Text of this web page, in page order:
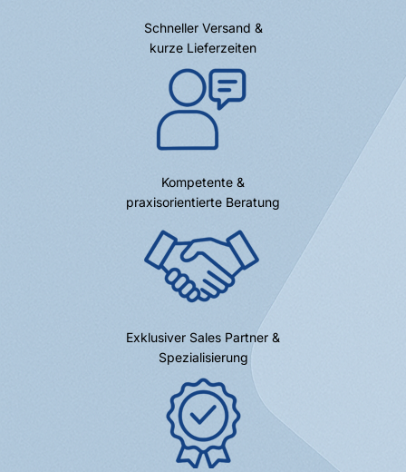
Schneller Versand &
kurze Lieferzeiten
Kompetente &
praxisorientierte Beratung
Exklusiver Sales Partner &
Spezialisierung